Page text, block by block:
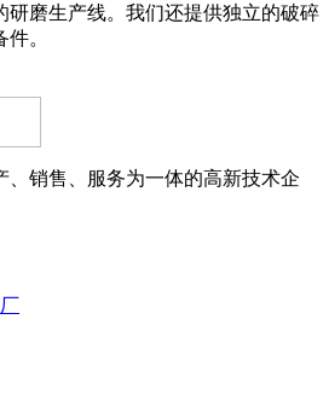
研磨生产线。我们还提供独立的破碎
。
、销售、服务为一体的高新技术企